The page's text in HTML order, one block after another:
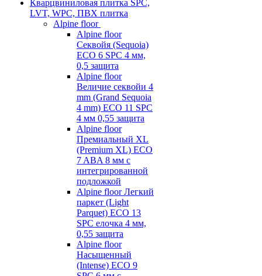
Кварцвиниловая плитка SPC,
LVT, WPC, ПВХ плитка
Alpine floor
Alpine floor
Секвойя (Sequoia)
ECO 6 SPC 4 мм,
0,5 защита
Alpine floor
Величие секвойи 4
mm (Grand Sequoia
4 mm) ECO 11 SPC
4 мм 0,55 защита
Alpine floor
Премиальный XL
(Premium XL) ECO
7 ABA 8 мм с
интегрированной
подложкой
Alpine floor Легкий
паркет (Light
Parquet) ECO 13
SPC елочка 4 мм,
0,55 защита
Alpine floor
Насыщенный
(Intense) ECO 9